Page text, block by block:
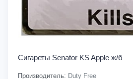
Сигареты Senator KS Apple ж/б
Производитель: Duty Free